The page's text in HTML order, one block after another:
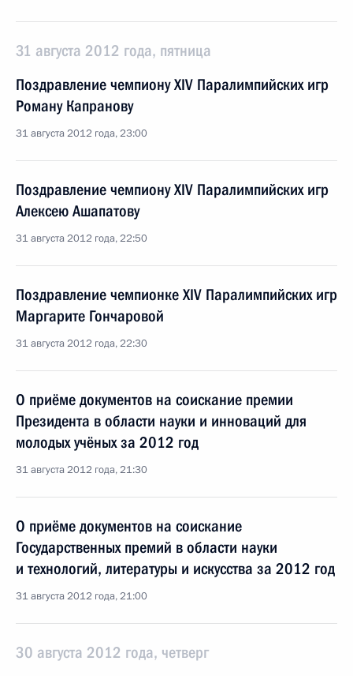
31 августа 2012 года, пятница
Поздравление чемпиону XIV Паралимпийских игр
Роману Капранову
31 августа 2012 года, 23:00
Поздравление чемпиону XIV Паралимпийских игр
Алексею Ашапатову
31 августа 2012 года, 22:50
Поздравление чемпионке XIV Паралимпийских игр
Маргарите Гончаровой
31 августа 2012 года, 22:30
О приёме документов на соискание премии
Президента в области науки и инноваций для
молодых учёных за 2012 год
31 августа 2012 года, 21:30
О приёме документов на соискание
Государственных премий в области науки
и технологий, литературы и искусства за 2012 год
31 августа 2012 года, 21:00
30 августа 2012 года, четверг